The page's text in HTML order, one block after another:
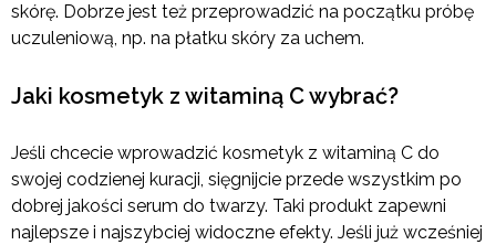
skórę. Dobrze jest też przeprowadzić na początku próbę
uczuleniową, np. na płatku skóry za uchem.
Jaki kosmetyk z witaminą C wybrać?
Jeśli chcecie wprowadzić kosmetyk z witaminą C do
swojej codzienej kuracji, sięgnijcie przede wszystkim po
dobrej jakości serum do twarzy. Taki produkt zapewni
najlepsze i najszybciej widoczne efekty. Jeśli już wcześniej